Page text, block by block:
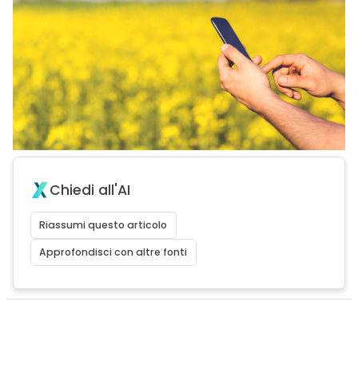
Chiedi all'AI
Riassumi questo articolo
Approfondisci con altre fonti